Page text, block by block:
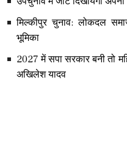
मिल्कीपुर चुनाव: लोकदल
भूमिका
2027 में सपा सरकार बनी तो
अखिलेश यादव